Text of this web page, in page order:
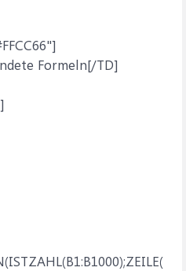
Formeln[/TD]